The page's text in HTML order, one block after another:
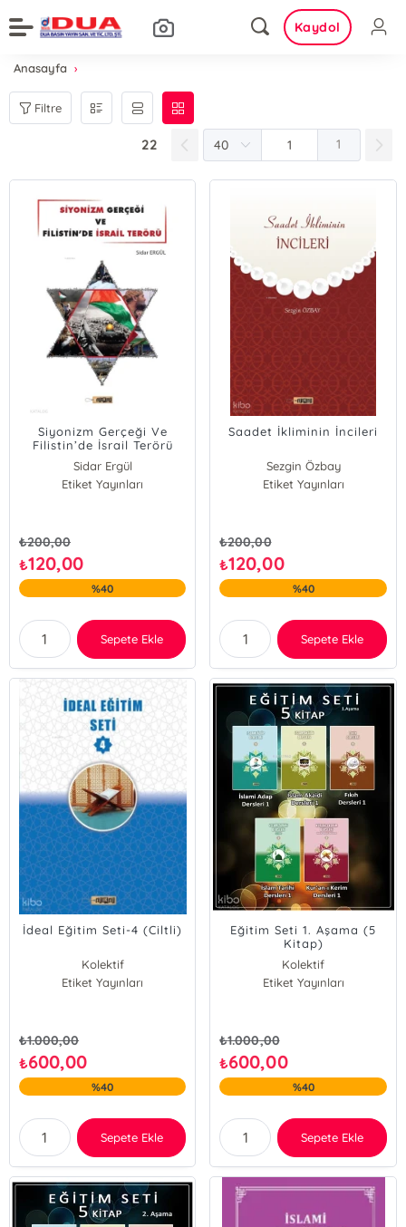
Kaydol
Anasayfa
Filtre
22 1
Siyonizm Gerçeği Ve
Filistin’de İsrail Terörü
Sidar Ergül
Etiket Yayınları
₺200,00
₺120,00
%40
Sepete Ekle
Saadet İkliminin İncileri
Sezgin Özbay
Etiket Yayınları
₺200,00
₺120,00
%40
Sepete Ekle
İdeal Eğitim Seti-4 (Ciltli)
Kolektif
Etiket Yayınları
₺1.000,00
₺600,00
%40
Sepete Ekle
Eğitim Seti 1. Aşama (5
Kitap)
Kolektif
Etiket Yayınları
₺1.000,00
₺600,00
%40
Sepete Ekle